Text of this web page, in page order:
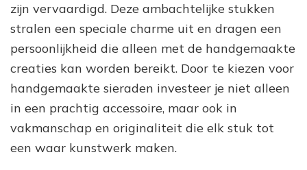
zijn vervaardigd. Deze ambachtelijke stukken
stralen een speciale charme uit en dragen een
persoonlijkheid die alleen met de handgemaakte
creaties kan worden bereikt. Door te kiezen voor
handgemaakte sieraden investeer je niet alleen
in een prachtig accessoire, maar ook in
vakmanschap en originaliteit die elk stuk tot
een waar kunstwerk maken.